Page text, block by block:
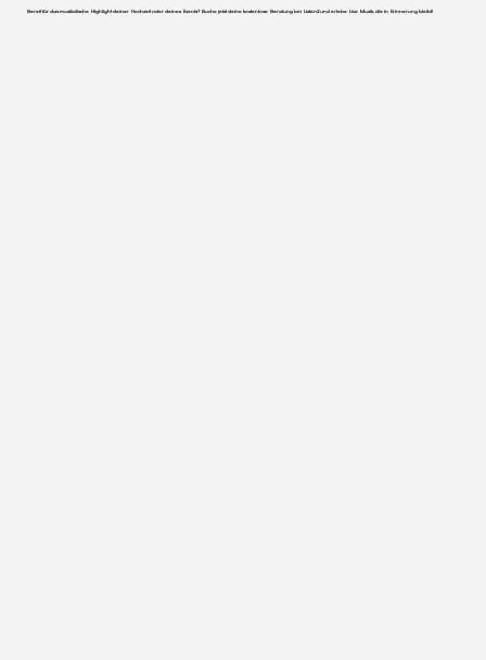
Bereit für das musikalische Highlight deiner Hochzeit oder deines Events? Buche jetzt deine kostenlose Beratung bei Listen2 und erlebe Live Musik, die in Erinnerung bleibt!